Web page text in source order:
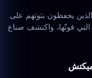
يحفظون بثوثهم على
التي فوتّها، واكتشف صناع